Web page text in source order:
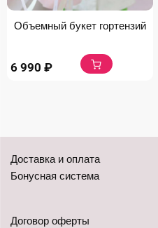
Объемный букет гортензий
6 990 ₽
Доставка и оплата
Бонусная система
Договор оферты